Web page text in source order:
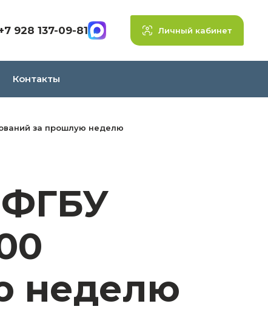
928 137-09-81 Личный кабинет
Контакты
за прошлую неделю
ФГБУ
неделю